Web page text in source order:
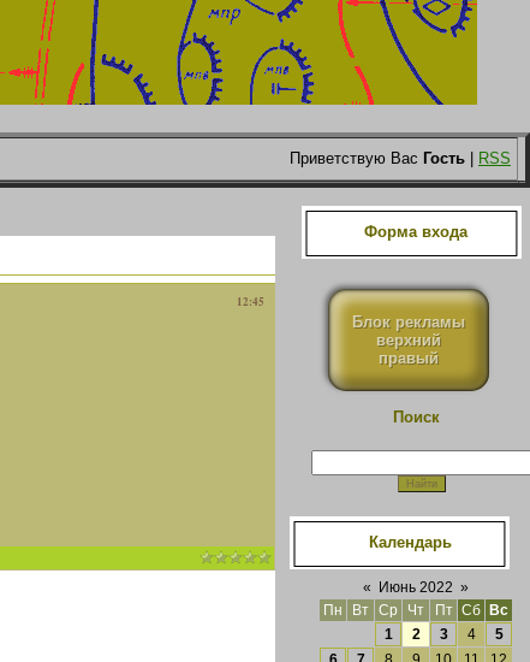
Приветствую Вас Гость RSS
12:45
Форма входа
Блок рекламы
верхний
правый
Поиск
Календарь
« Июнь 2022 »
Пн
Вт Ср Чт Пт Сб
Вс
1
2 3 4
5